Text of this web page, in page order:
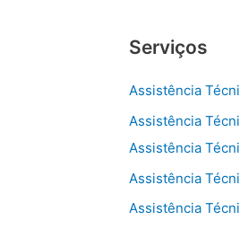
Serviços
Assistência
Assistência
Assistência
Assistência
Assistência